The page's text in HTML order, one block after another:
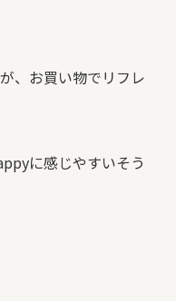
、お買い物でリフレ
に感じやすいそう